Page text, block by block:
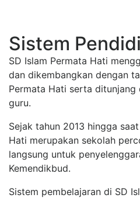
Sistem
SD Islam Permata Hati
dan dikembangkan dengan
Permata Hati serta
guru.
Sejak tahun 2013 hingga
Hati merupakan sekolah
langsung untuk
Kemendikbud.
Sistem pembelajaran di SD